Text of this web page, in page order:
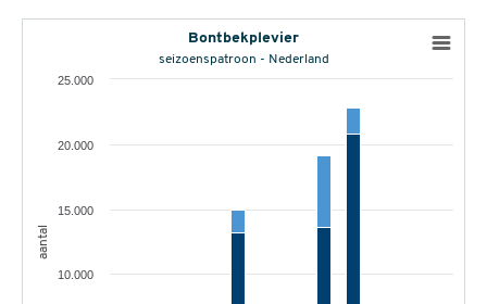
aantal
Bontbekplevier
seizoenspatroon - Nederland
10.000
15.000
20.000
25.000